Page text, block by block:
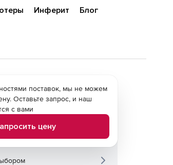
Инферит
Блог
поставок, мы не можем
Оставьте запрос, и наш
с вами
цену